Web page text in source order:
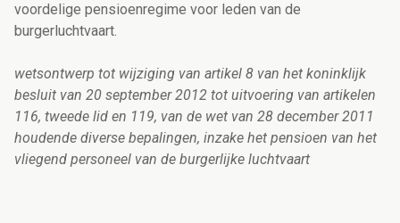
voordelige pensioenregime voor leden van de
burgerluchtvaart.
wetsontwerp tot wijziging van artikel 8 van het koninklijk
besluit van 20 september 2012 tot uitvoering van artikelen
116, tweede lid en 119, van de wet van 28 december 2011
houdende diverse bepalingen, inzake het pensioen van het
vliegend personeel van de burgerlijke luchtvaart